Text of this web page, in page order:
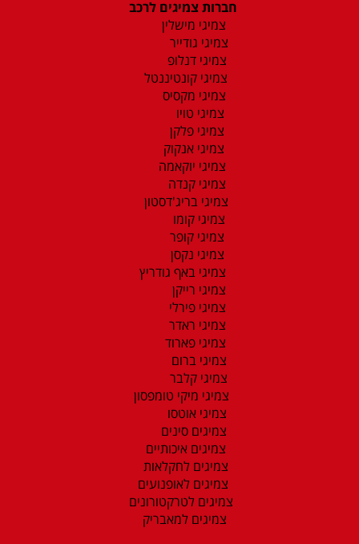
חברות צמיגים לרכב
צמיגי מישלין
צמיגי גודייר
צמיגי דנלופ
צמיגי קונטיננטל
צמיגי מקסיס
צמיגי טויו
צמיגי פלקן
צמיגי אנקוק
צמיגי יוקאמה
צמיגי קנדה
צמיגי בריג'דסטון
צמיגי קומו
צמיגי קופר
צמיגי נקסן
צמיגי באף גודריץ
צמיגי רייקן
צמיגי פירלי
צמיגי ראדר
צמיגי פארוד
צמיגי ברום
צמיגי קלבר
צמיגי מיקי טומפסון
צמיגי אוטסו
צמיגים סינים
צמיגים איכותיים
צמיגים לחקלאות
צמיגים לאופנועים
צמיגים לטרקטורונים
צמיגים למאבריק